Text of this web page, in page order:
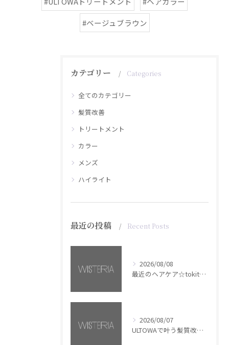
#ベージュブラウン
カテゴリー Categories
全てのカテゴリー
髪質改善
トリートメント
カラー
メンズ
ハイライト
最近の投稿 Recent Posts
2026/08/08
最近のヘアケア☆tokita【銀座・美容室WISTERIA】
2026/08/07
ULTOWAで叶う髪質改善美髪カラー【銀座・美容室WISTERIA】